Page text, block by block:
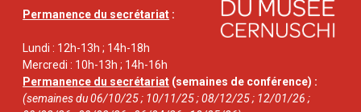
Permanence du secrétariat :
Lundi : 12h-13h ; 14h-18h
Mercredi : 10h-13h ; 14h-16h
Permanence du secrétariat (semaines de conférence) :
(semaines du 06/10/25 ; 10/11/25 ; 08/12/25 ; 12/01/26 ;